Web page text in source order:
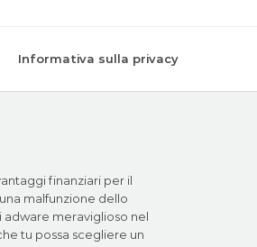
Informativa sulla privacy
finanziari per il
malfunzione dello
meraviglioso nel
tu possa scegliere un